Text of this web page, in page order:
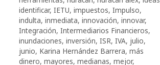
identificar, IETU, impuestos, Impulso,
indulta, inmediata, innovación, innovar,
Integración, Intermediarios Financieros,
inundaciones, inversión, ISR, IVA, julio,
junio, Karina Hernández Barrera, más
dinero, mayores, medianas, mejor,